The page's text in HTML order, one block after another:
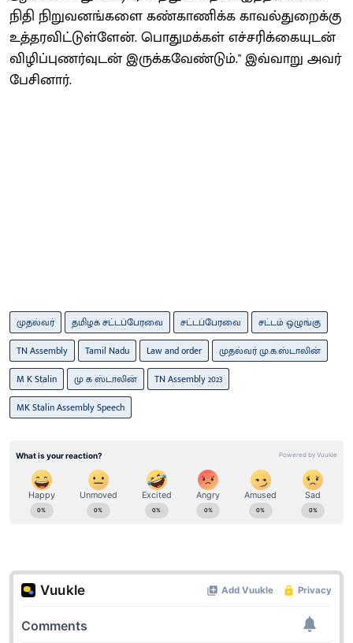
நிதி நிறுவனங்களை கண்காணிக்க காவல்துறைக்கு
உத்தரவிட்டுள்ளேன். பொதுமக்கள் எச்சரிக்கையுடன்
விழிப்புணர்வுடன் இருக்கவேண்டும்." இவ்வாறு அவர்
பேசினார்.
முதல்வர் தமிழக சட்டப்பேரவை சட்டப்பேரவை
சட்டம் ஒழுங்கு
TN Assembly
Tamil Nadu Law and order
முதல்வர் மு.க.ஸ்டாலின்
M K Stalin
மு க ஸ்டாலின்
TN Assembly 2023
MK Stalin Assembly Speech